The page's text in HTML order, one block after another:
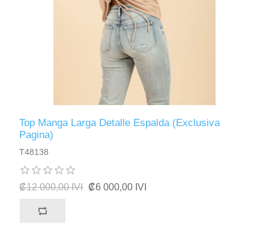
Top Manga Larga Detalle Espalda (Exclusiva
Pagina)
T48138
₡12 000,00 IVI ₡6 000,00 IVI